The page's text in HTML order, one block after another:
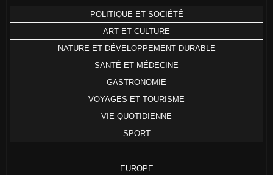
POLITIQUE ET SOCIÉTÉ
ART ET CULTURE
NATURE ET DÉVELOPPEMENT DURABLE
SANTÉ ET MÉDECINE
GASTRONOMIE
VOYAGES ET TOURISME
VIE QUOTIDIENNE
SPORT
EUROPE